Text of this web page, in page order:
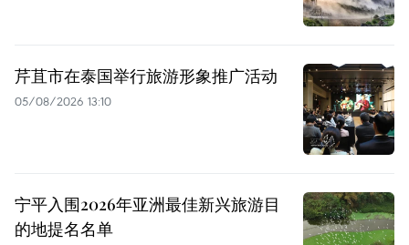
芹苴市在泰国举行旅游形象推广活动
05/08/2026 13:10
宁平入围2026年亚洲最佳新兴旅游目
的地提名名单